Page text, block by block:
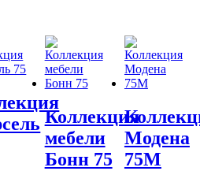
Коллекция
мебели
Бонн 75
Модена
75M